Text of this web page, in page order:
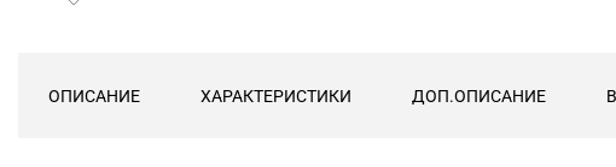
ОПИСАНИЕ ХАРАКТЕРИСТИКИ ДОП.ОПИСАНИЕ